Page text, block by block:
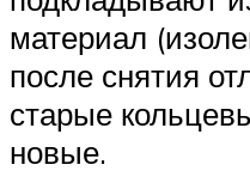
материал
после снятия
старые
новые.